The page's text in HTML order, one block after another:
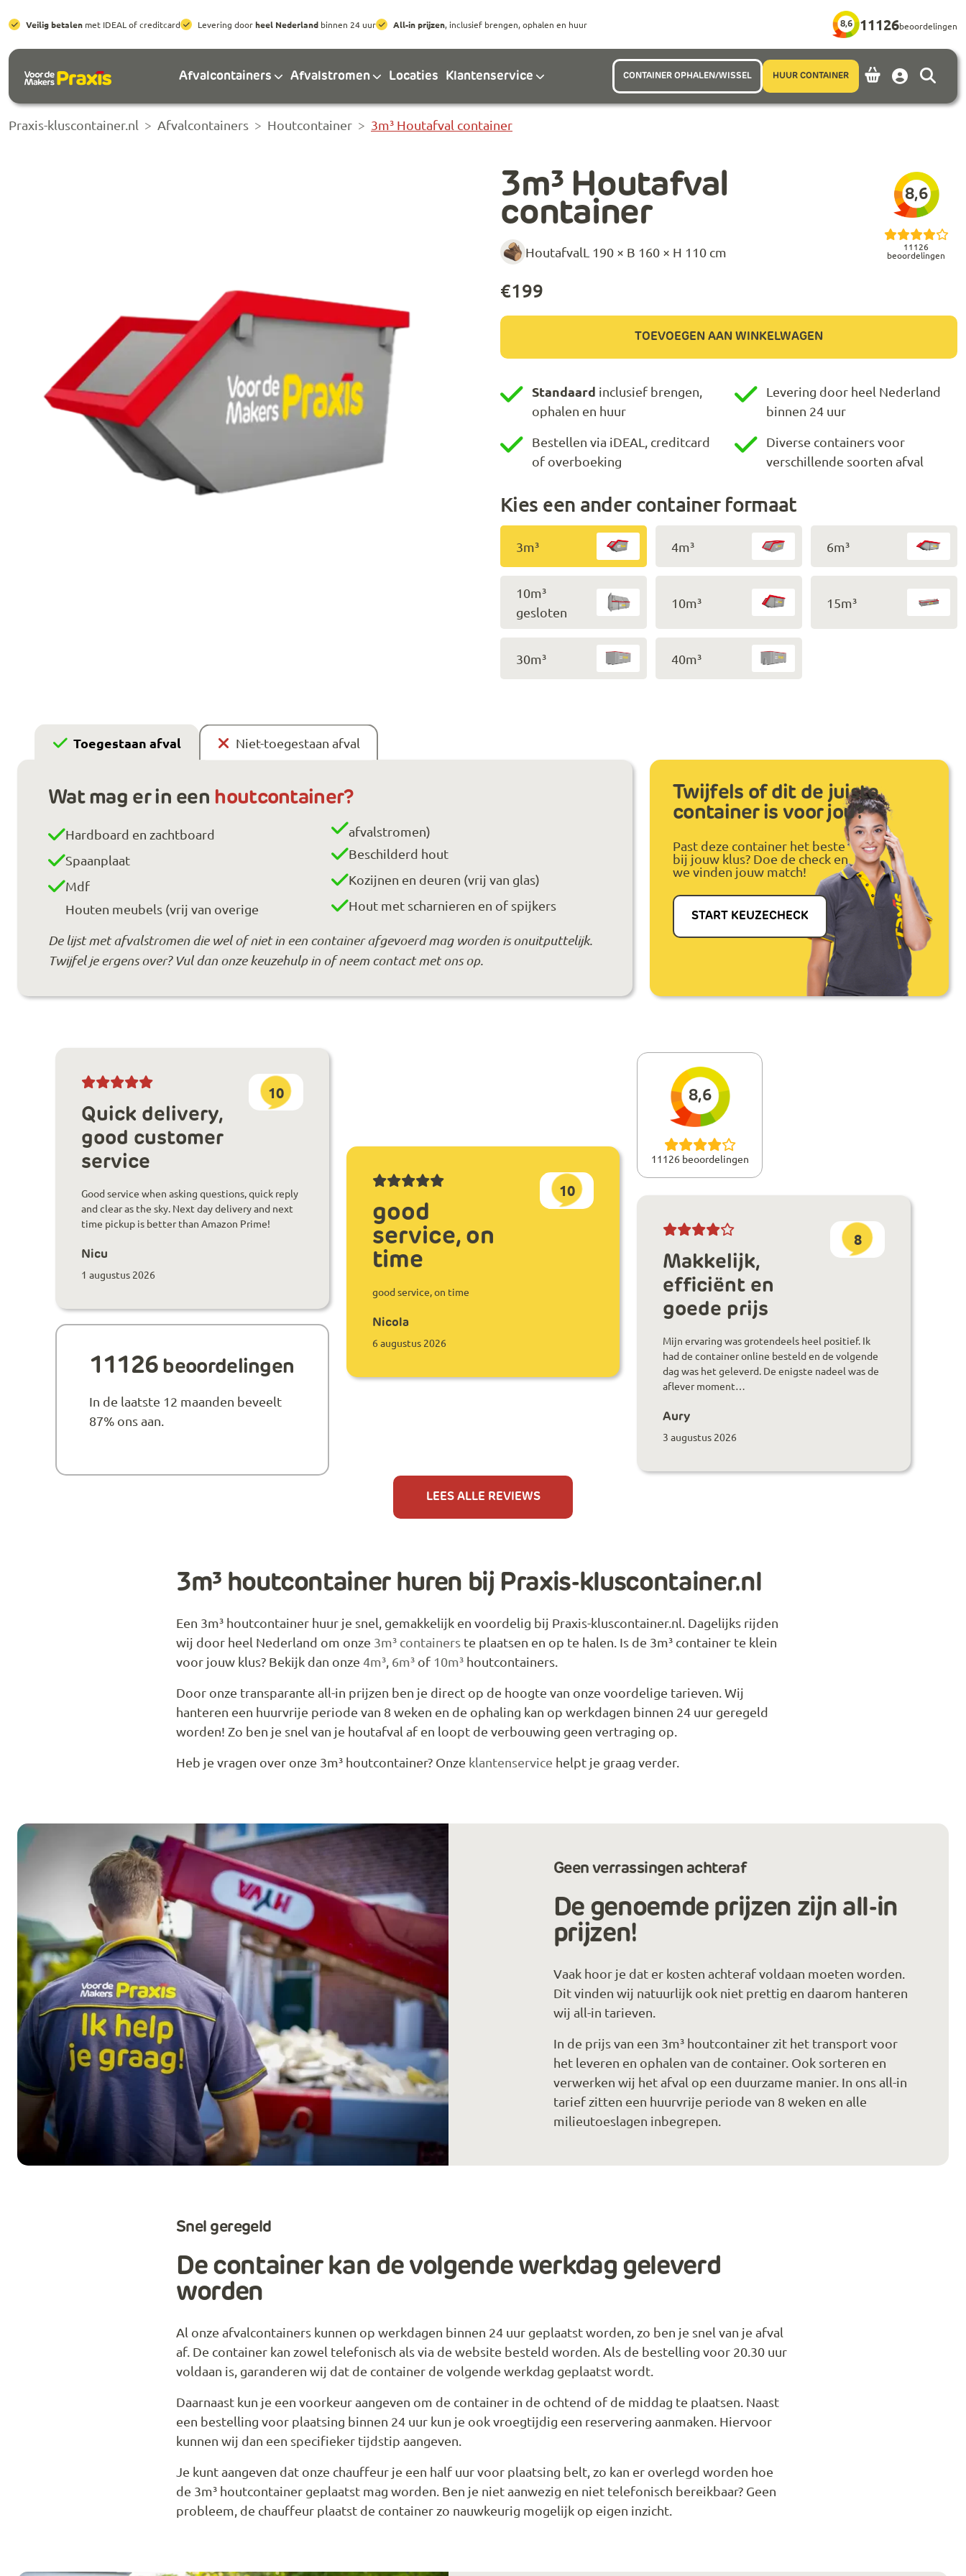
Veilig betalen met IDEAL of creditcard Levering doorheel Nederland binnen 24 uur All-in prijzen, inclusief brengen, ophalen en huur 8,6 11126beoordelingen
Afvalcontainers Afvalstromen Locaties Klantenservice CONTAINER OPHALEN/WISSEL HUUR CONTAINER Account
Praxis-kluscontainer.nl Afvalcontainers Houtcontainer 3m³ Houtafval container
3m³ Houtafval
container
HoutafvalL 190 × B 160 × H 110 cm
8,6
11126
beoordelingen
€199
TOEVOEGEN AAN WINKELWAGEN
Standaard inclusief brengen,
ophalen en huur
Levering door heel Nederland
binnen 24 uur
Bestellen via iDEAL, creditcard
of overboeking
Diverse containers voor
verschillende soorten afval
Kies een ander container formaat
3m³ 4m³ 6m³
10m³
gesloten
10m³ 15m³
30m³ 40m³
Toegestaan afval Niet-toegestaan afval
Wat mag er in een houtcontainer?
Hardboard en zachtboard
Spaanplaat
Mdf
Houten meubels (vrij van overige
afvalstromen)
Beschilderd hout
Kozijnen en deuren (vrij van glas)
Hout met scharnieren en of spijkers
De lijst met afvalstromen die wel of niet in een container afgevoerd mag worden is onuitputtelijk.
Twijfel je ergens over? Vul dan onze keuzehulp in of neem contact met ons op.
Twijfels of dit de juiste
container is voor jou?
Past deze container het beste
bij jouw klus? Doe de check en
we vinden jouw match!
START KEUZECHECK
Quick delivery,
good customer
service
10
Good service when asking questions, quick reply
and clear as the sky. Next day delivery and next
time pickup is better than Amazon Prime!
Nicu
1 augustus 2026
11126 beoordelingen
In de laatste 12 maanden beveelt
87% ons aan.
good
service, on
time
10
good service, on time
Nicola
6 augustus 2026
8,6
11126 beoordelingen
Makkelijk,
efficiënt en
goede prijs
8
Mijn ervaring was grotendeels heel positief. Ik
had de container online besteld en de volgende
dag was het geleverd. De enigste nadeel was de
aflever moment…
Aury
3 augustus 2026
LEES ALLE REVIEWS
3m³ houtcontainer huren bij Praxis-kluscontainer.nl
Een 3m³ houtcontainer huur je snel, gemakkelijk en voordelig bij Praxis-kluscontainer.nl. Dagelijks rijden
wij door heel Nederland om onze 3m³ containers te plaatsen en op te halen. Is de 3m³ container te klein
voor jouw klus? Bekijk dan onze 4m³ 6m³ of 10m³ houtcontainers.
Door onze transparante all-in prijzen ben je direct op de hoogte van onze voordelige tarieven. Wij
hanteren een huurvrije periode van 8 weken en de ophaling kan op werkdagen binnen 24 uur geregeld
worden! Zo ben je snel van je houtafval af en loopt de verbouwing geen vertraging op.
Heb je vragen over onze 3m³ houtcontainer? Onze klantenservice helpt je graag verder.
Geen verrassingen achteraf
De genoemde prijzen zijn all-in
prijzen!
Vaak hoor je dat er kosten achteraf voldaan moeten worden.
Dit vinden wij natuurlijk ook niet prettig en daarom hanteren
wij all-in tarieven.
In de prijs van een 3m³ houtcontainer zit het transport voor
het leveren en ophalen van de container. Ook sorteren en
verwerken wij het afval op een duurzame manier. In ons all-in
tarief zitten een huurvrije periode van 8 weken en alle
milieutoeslagen inbegrepen.
Snel geregeld
De container kan de volgende werkdag geleverd
worden
Al onze afvalcontainers kunnen op werkdagen binnen 24 uur geplaatst worden, zo ben je snel van je afval
af. De container kan zowel telefonisch als via de website besteld worden. Als de bestelling voor 20.30 uur
voldaan is, garanderen wij dat de container de volgende werkdag geplaatst wordt.
Daarnaast kun je een voorkeur aangeven om de container in de ochtend of de middag te plaatsen. Naast
een bestelling voor plaatsing binnen 24 uur kun je ook vroegtijdig een reservering aanmaken. Hiervoor
kunnen wij dan een specifieker tijdstip aangeven.
Je kunt aangeven dat onze chauffeur je een half uur voor plaatsing belt, zo kan er overlegd worden hoe
de 3m³ houtcontainer geplaatst mag worden. Ben je niet aanwezig en niet telefonisch bereikbaar? Geen
probleem, de chauffeur plaatst de container zo nauwkeurig mogelijk op eigen inzicht.